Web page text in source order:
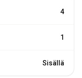
4
1
Sisällä